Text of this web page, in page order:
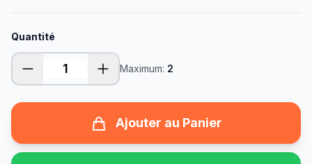
Quantité
Maximum: 2
Ajouter au Panier